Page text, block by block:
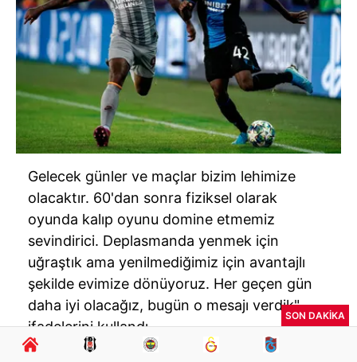
Gelecek günler ve maçlar bizim lehimize
olacaktır. 60'dan sonra fiziksel olarak
oyunda kalıp oyunu domine etmemiz
sevindirici. Deplasmanda yenmek için
uğraştık ama yenilmediğimiz için avantajlı
şekilde evimize dönüyoruz. Her geçen gün
daha iyi olacağız, bugün o mesajı verdik"
ifadelerini kullandı.
SON DAKİKA